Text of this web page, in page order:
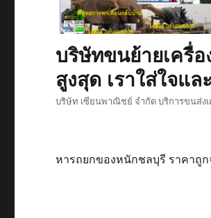
บริษัทขนย้ายเครื่
สูงสุด เราใส่ใจแ
บริษัท เซียนพาณิชย์ จำกัด บริการขนส่ง
หารถยกของหนักชลบุรี ราคาถู